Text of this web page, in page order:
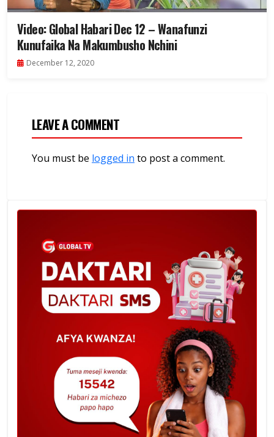
Video: Global Habari Dec 12 – Wanafunzi
Kunufaika Na Makumbusho Nchini
December 12, 2020
LEAVE A COMMENT
You must be logged in to post a comment.